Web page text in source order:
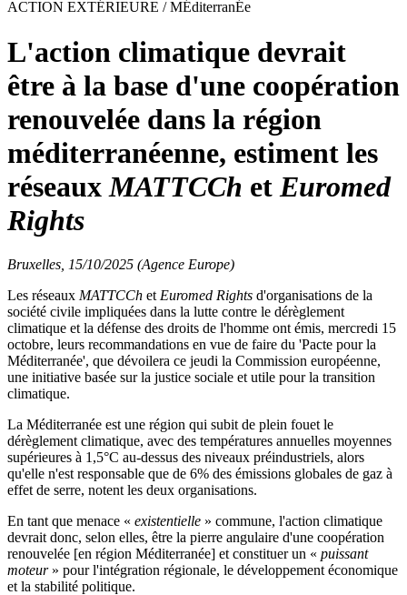
ACTION EXTÉRIEURE / MÉditerranÉe
L'action climatique devrait
être à la base d'une coopération
renouvelée dans la région
méditerranéenne, estiment les
réseaux MATTCCh et Euromed
Rights
Bruxelles, 15/10/2025 (Agence Europe)
Les réseaux MATTCCh et Euromed Rights d'organisations de la
société civile impliquées dans la lutte contre le dérèglement
climatique et la défense des droits de l'homme ont émis, mercredi 15
octobre, leurs recommandations en vue de faire du 'Pacte pour la
Méditerranée', que dévoilera ce jeudi la Commission européenne,
une initiative basée sur la justice sociale et utile pour la transition
climatique.
La Méditerranée est une région qui subit de plein fouet le
dérèglement climatique, avec des températures annuelles moyennes
supérieures à 1,5°C au-dessus des niveaux préindustriels, alors
qu'elle n'est responsable que de 6% des émissions globales de gaz à
effet de serre, notent les deux organisations.
En tant que menace « existentielle » commune, l'action climatique
devrait donc, selon elles, être la pierre angulaire d'une coopération
renouvelée [en région Méditerranée] et constituer un « puissant
moteur » pour l'intégration régionale, le développement économique
et la stabilité politique.